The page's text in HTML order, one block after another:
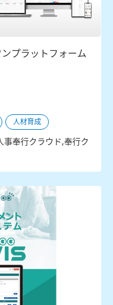
プラットフォーム
人材育成
事奉行クラウド,奉行ク